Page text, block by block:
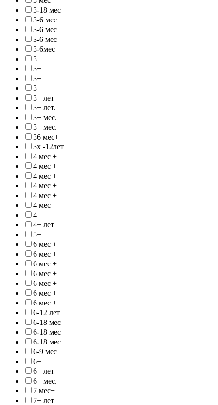
3-18 мес
3-6 мес
3-6 мес
3-6 мес
3-6мес
3+
3+
3+
3+
3+ лет
3+ лет.
3+ мес.
3+ мес.
36 мес+
3х -12лет
4 мес +
4 мес +
4 мес +
4 мес +
4 мес +
4 мес+
4+
4+ лет
5+
6 мес +
6 мес +
6 мес +
6 мес +
6 мес +
6 мес +
6 мес +
6-12 лет
6-18 мес
6-18 мес
6-18 мес
6-9 мес
6+
6+ лет
6+ мес.
7 мес+
7+ лет